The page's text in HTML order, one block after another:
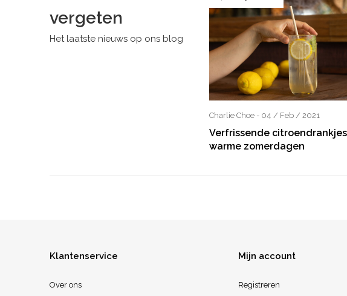
vergeten
Het laatste nieuws op ons blog
Charlie Choe - 04 / Feb / 2021
Verfrissende
warme zomerdagen
Klantenservice
Over ons
Mijn account
Registreren